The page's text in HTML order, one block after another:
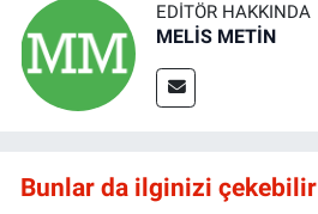
EDITÖR HAKKINDA
MELİS METİN
Bunlar da ilginizi çekebilir